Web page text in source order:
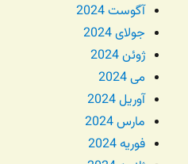
آگوست 2024
جولای 2024
ژوئن 2024
می 2024
آوریل 2024
مارس 2024
فوریه 2024